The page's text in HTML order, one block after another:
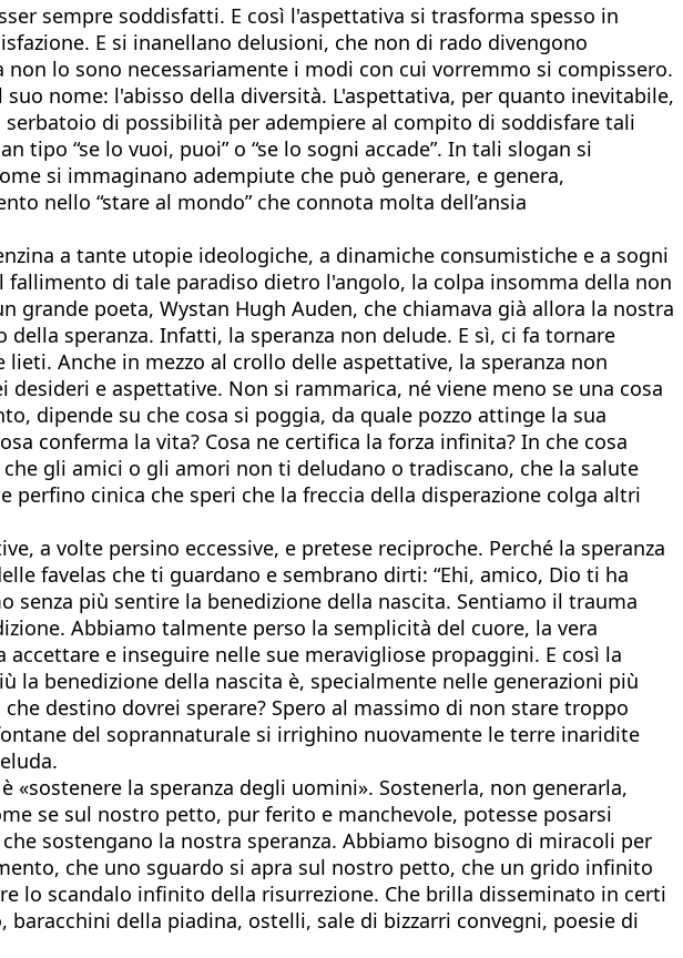
sempre soddisfatti. E così l'aspettativa si trasforma spesso in
E si inanellano delusioni, che non di rado divengono
lo sono necessariamente i modi con cui vorremmo si compissero.
nome: l'abisso della diversità. L'aspettativa, per quanto inevitabile,
di possibilità per adempiere al compito di soddisfare tali
“se lo vuoi, puoi” o “se lo sogni accade”. In tali slogan si
si immaginano adempiute che può generare, e genera,
nello “stare al mondo” che connota molta dell’ansia
a tante utopie ideologiche, a dinamiche consumistiche e a sogni
di tale paradiso dietro l'angolo, la colpa insomma della non
poeta, Wystan Hugh Auden, che chiamava già allora la nostra
della speranza. Infatti, la speranza non delude. E sì, ci fa tornare
Anche in mezzo al crollo delle aspettative, la speranza non
e aspettative. Non si rammarica, né viene meno se una cosa
dipende su che cosa si poggia, da quale pozzo attinge la sua
conferma la vita? Cosa ne certifica la forza infinita? In che cosa
gli amici o gli amori non ti deludano o tradiscano, che la salute
cinica che speri che la freccia della disperazione colga altri
a volte persino eccessive, e pretese reciproche. Perché la speranza
favelas che ti guardano e sembrano dirti: “Ehi, amico, Dio ti ha
più sentire la benedizione della nascita. Sentiamo il trauma
Abbiamo talmente perso la semplicità del cuore, la vera
e inseguire nelle sue meravigliose propaggini. E così la
benedizione della nascita è, specialmente nelle generazioni più
destino dovrei sperare? Spero al massimo di non stare troppo
del soprannaturale si irrighino nuovamente le terre inaridite
la speranza degli uomini». Sostenerla, non generarla,
se sul nostro petto, pur ferito e manchevole, potesse posarsi
sostengano la nostra speranza. Abbiamo bisogno di miracoli per
che uno sguardo si apra sul nostro petto, che un grido infinito
lo scandalo infinito della risurrezione. Che brilla disseminato in certi
della piadina, ostelli, sale di bizzarri convegni, poesie di